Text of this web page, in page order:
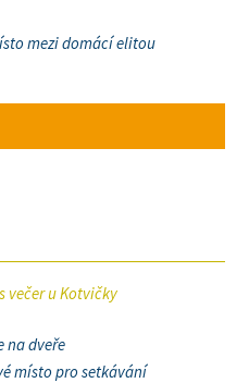
mezi domácí elitou
večer u Kotvičky
na dveře
místo pro setkávání